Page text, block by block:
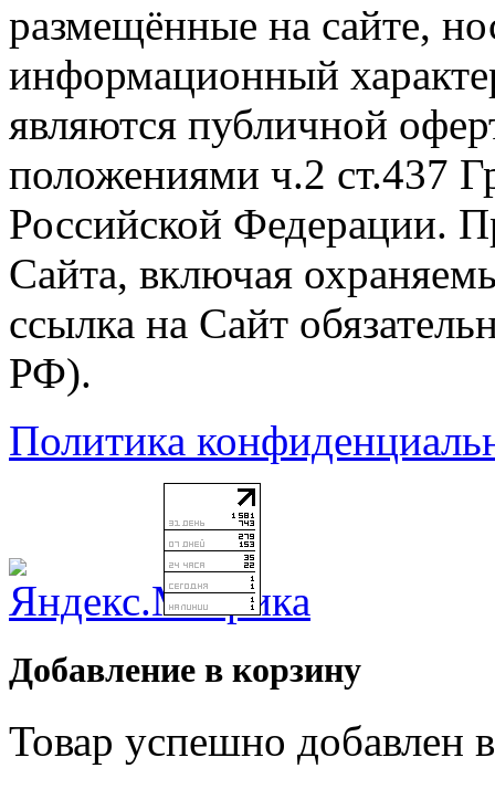
размещённые на сайте,
информационный
являются публичной
положениями ч.2 ст.437
Российской Федерации.
Сайта, включая
ссылка на Сайт
РФ).
Политика
Добавление в корзину
Товар успешно добавлен